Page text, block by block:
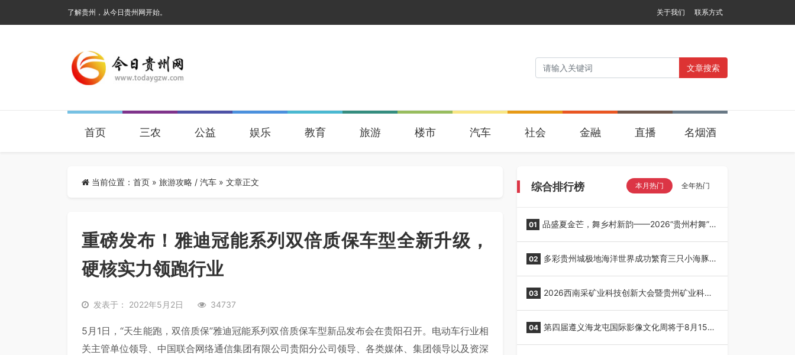
了解贵州，从今日贵州网开始。 关于我们 联系方式
文章搜索
首页 三农 公益 娱乐 教育 旅游 楼市 汽车 社会 金融 直播 名烟酒
当前位置： 首页 » 旅游攻略 / 汽车 » 文章正文
重磅发布！雅迪冠能系列双倍质保车型全新升级，
硬核实力领跑行业
发表于： 2022年5月2日 34737
5月1日，“天生能跑，双倍质保”雅迪冠能系列双倍质保车型新品发布会在贵阳召开。电动车行业相
关主管单位领导、中国联合网络通信集团有限公司贵阳分公司领导、各类媒体、集团领导以及资深
综合排行榜 本月热门 全年热门
01 品盛夏金芒，舞乡村新韵——2026“贵州村舞”暨
02 多彩贵州城极地海洋世界成功繁育三只小海豚，
03 2026西南采矿业科技创新大会暨贵州矿业科技
04 第四届遵义海龙屯国际影像文化周将于8月15日